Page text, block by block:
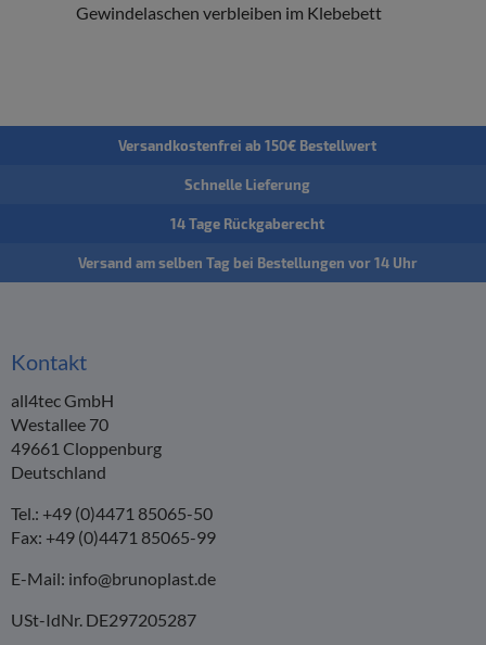
Gewindelaschen verbleiben im Klebebett
Versandkostenfrei ab 150€ Bestellwert
Schnelle Lieferung
14 Tage Rückgaberecht
Versand am selben Tag bei Bestellungen vor 14 Uhr
Kontakt
all4tec GmbH
Westallee 70
49661 Cloppenburg
Deutschland
Tel.: +49 (0)4471 85065-50
Fax: +49 (0)4471 85065-99
E-Mail: info@brunoplast.de
USt-IdNr. DE297205287